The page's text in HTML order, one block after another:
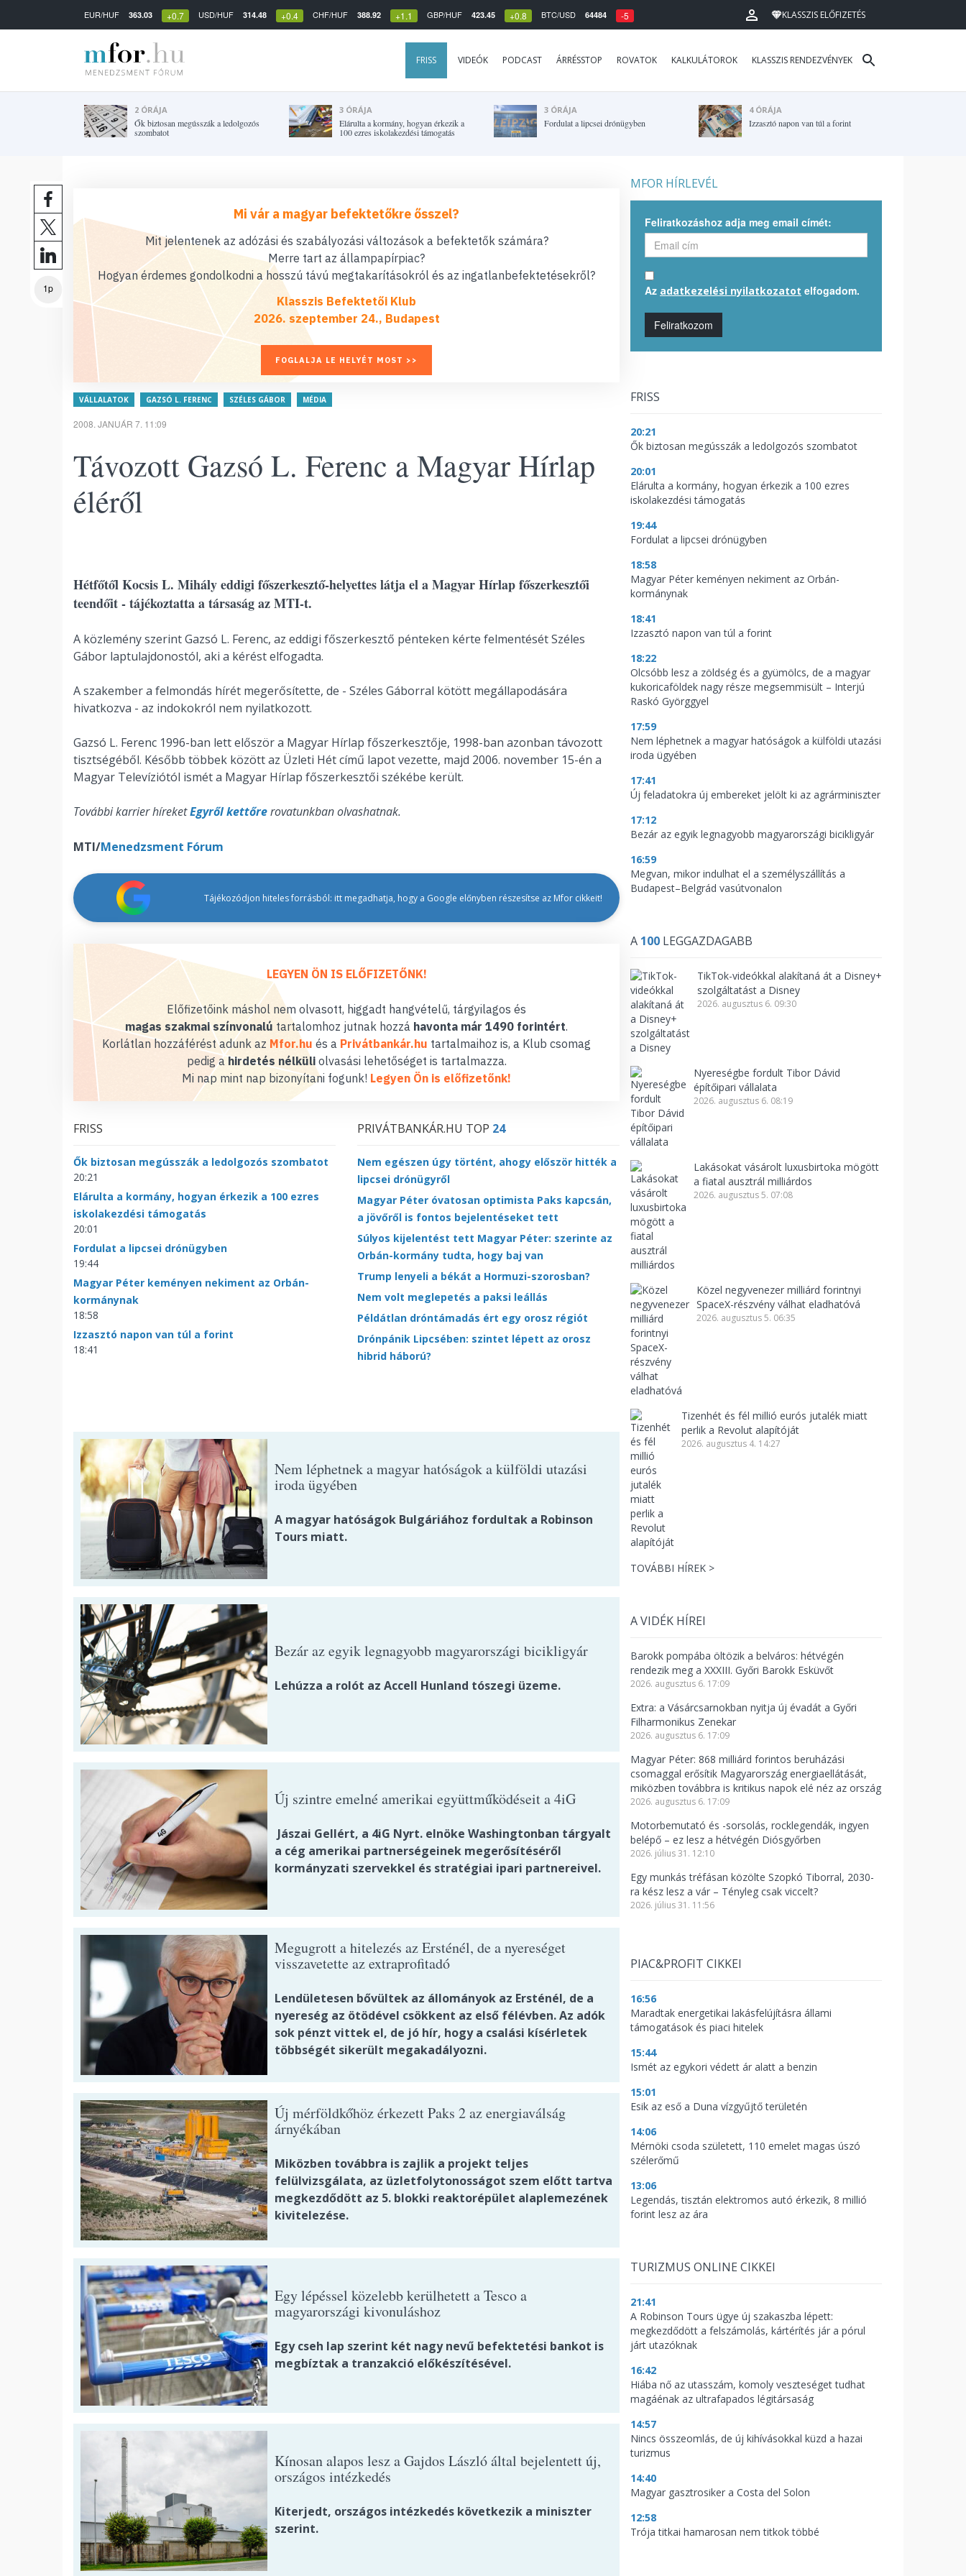
EUR/HUF 363.03 +0.7 USD/HUF 314.48 +0.4 CHF/HUF 388.92 +1.1 GBP/HUF 423.45 +0.8 BTC/USD 64484 -5 KLASSZIS ELŐFIZETÉS
FRISS VIDEÓK PODCAST ÁRRÉSSTOP ROVATOK KALKULÁTOROK KLASSZIS RENDEZVÉNYEK
2 ÓRÁJA
Ők biztosan megússzák a ledolgozós
szombatot
3 ÓRÁJA
Elárulta a kormány, hogyan érkezik a
100 ezres iskolakezdési támogatás
3 ÓRÁJA
Fordulat a lipcsei drónügyben
4 ÓRÁJA
Izzasztó napon van túl a forint
1p
Mi vár a magyar befektetőkre ősszel?
Mit jelentenek az adózási és szabályozási változások a befektetők számára?
Merre tart az állampapírpiac?
Hogyan érdemes gondolkodni a hosszú távú megtakarításokról és az ingatlanbefektetésekről?
Klasszis Befektetői Klub
2026. szeptember 24., Budapest
FOGLALJA LE HELYÉT MOST >>
VÁLLALATOK GAZSÓ L. FERENC SZÉLES GÁBOR MÉDIA
2008. JANUÁR 7. 11:09
Távozott Gazsó L. Ferenc a Magyar Hírlap
éléről
Hétfőtől Kocsis L. Mihály eddigi főszerkesztő-helyettes látja el a Magyar Hírlap főszerkesztői
teendőit - tájékoztatta a társaság az MTI-t.
A közlemény szerint Gazsó L. Ferenc, az eddigi főszerkesztő pénteken kérte felmentését Széles
Gábor laptulajdonostól, aki a kérést elfogadta.
A szakember a felmondás hírét megerősítette, de - Széles Gáborral kötött megállapodására
hivatkozva - az indokokról nem nyilatkozott.
Gazsó L. Ferenc 1996-ban lett először a Magyar Hírlap főszerkesztője, 1998-ban azonban távozott
tisztségéből. Később többek között az Üzleti Hét című lapot vezette, majd 2006. november 15-én a
Magyar Televíziótól ismét a Magyar Hírlap főszerkesztői székébe került.
További karrier híreketEgyről kettőrerovatunkban olvashatnak.
MTI/Menedzsment Fórum
Tájékozódjon hiteles forrásból: itt megadhatja, hogy a Google előnyben részesítse az Mfor cikkeit!
LEGYEN ÖN IS ELŐFIZETŐNK!
Előfizetőink máshol nem olvasott, higgadt hangvételű, tárgyilagos és
magas szakmai színvonalú tartalomhoz jutnak hozzá havonta már 1490 forintért.
Korlátlan hozzáférést adunk az Mfor.hu és a Privátbankár.hu tartalmaihoz is, a Klub csomag
pedig ahirdetés nélküliolvasási lehetőséget is tartalmazza.
Mi nap mint nap bizonyítani fogunk! Legyen Ön is előfizetőnk!
FRISS
Ők biztosan megússzák a ledolgozós szombatot
20:21
Elárulta a kormány, hogyan érkezik a 100 ezres
iskolakezdési támogatás
20:01
Fordulat a lipcsei drónügyben
19:44
Magyar Péter keményen nekiment az Orbán-
kormánynak
18:58
Izzasztó napon van túl a forint
18:41
PRIVÁTBANKÁR.HU TOP 24
Nem egészen úgy történt, ahogy először hitték a
lipcsei drónügyről
Magyar Péter óvatosan optimista Paks kapcsán,
a jövőről is fontos bejelentéseket tett
Súlyos kijelentést tett Magyar Péter: szerinte az
Orbán-kormány tudta, hogy baj van
Trump lenyeli a békát a Hormuzi-szorosban?
Nem volt meglepetés a paksi leállás
Példátlan dróntámadás ért egy orosz régiót
Drónpánik Lipcsében: szintet lépett az orosz
hibrid háború?
Nem léphetnek a magyar hatóságok a külföldi utazási
iroda ügyében
A magyar hatóságok Bulgáriához fordultak a Robinson
Tours miatt.
Bezár az egyik legnagyobb magyarországi bicikligyár
Lehúzza a rolót az Accell Hunland tószegi üzeme.
Új szintre emelné amerikai együttműködéseit a 4iG
Jászai Gellért, a 4iG Nyrt. elnöke Washingtonban tárgyalt
a cég amerikai partnerségeinek megerősítéséről
kormányzati szervekkel és stratégiai ipari partnereivel.
Megugrott a hitelezés az Ersténél, de a nyereséget
visszavetette az extraprofitadó
Lendületesen bővültek az állományok az Ersténél, de a
nyereség az ötödével csökkent az első félévben. Az adók
sok pénzt vittek el, de jó hír, hogy a csalási kísérletek
többségét sikerült megakadályozni.
Új mérföldkőhöz érkezett Paks 2 az energiaválság
árnyékában
Miközben továbbra is zajlik a projekt teljes
felülvizsgálata, az üzletfolytonosságot szem előtt tartva
megkezdődött az 5. blokki reaktorépület alaplemezének
kivitelezése.
Egy lépéssel közelebb kerülhetett a Tesco a
magyarországi kivonuláshoz
Egy cseh lap szerint két nagy nevű befektetési bankot is
megbíztak a tranzakció előkészítésével.
Kínosan alapos lesz a Gajdos László által bejelentett új,
országos intézkedés
Kiterjedt, országos intézkedés következik a miniszter
szerint.
MFOR HÍRLEVÉL
Feliratkozáshoz adja meg email címét:
Az adatkezelési nyilatkozatot elfogadom.
Feliratkozom
FRISS
20:21
Ők biztosan megússzák a ledolgozós szombatot
20:01
Elárulta a kormány, hogyan érkezik a 100 ezres
iskolakezdési támogatás
19:44
Fordulat a lipcsei drónügyben
18:58
Magyar Péter keményen nekiment az Orbán-
kormánynak
18:41
Izzasztó napon van túl a forint
18:22
Olcsóbb lesz a zöldség és a gyümölcs, de a magyar
kukoricaföldek nagy része megsemmisült – Interjú
Raskó Györggyel
17:59
Nem léphetnek a magyar hatóságok a külföldi utazási
iroda ügyében
17:41
Új feladatokra új embereket jelölt ki az agrárminiszter
17:12
Bezár az egyik legnagyobb magyarországi bicikligyár
16:59
Megvan, mikor indulhat el a személyszállítás a
Budapest–Belgrád vasútvonalon
A 100 LEGGAZDAGABB
TikTok-videókkal alakítaná át a Disney+
szolgáltatást a Disney
2026. augusztus 6. 09:30
Nyereségbe fordult Tibor Dávid
építőipari vállalata
2026. augusztus 6. 08:19
Lakásokat vásárolt luxusbirtoka mögött
a fiatal ausztrál milliárdos
2026. augusztus 5. 07:08
Közel negyvenezer milliárd forintnyi
SpaceX-részvény válhat eladhatóvá
2026. augusztus 5. 06:35
Tizenhét és fél millió eurós jutalék miatt
perlik a Revolut alapítóját
2026. augusztus 4. 14:27
TOVÁBBI HÍREK >
A VIDÉK HÍREI
Barokk pompába öltözik a belváros: hétvégén
rendezik meg a XXXIII. Győri Barokk Esküvőt
2026. augusztus 6. 17:09
Extra: a Vásárcsarnokban nyitja új évadát a Győri
Filharmonikus Zenekar
2026. augusztus 6. 17:09
Magyar Péter: 868 milliárd forintos beruházási
csomaggal erősítik Magyarország energiaellátását,
miközben továbbra is kritikus napok elé néz az ország
2026. augusztus 6. 17:09
Motorbemutató és -sorsolás, rocklegendák, ingyen
belépő – ez lesz a hétvégén Diósgyőrben
2026. július 31. 12:10
Egy munkás tréfásan közölte Szopkó Tiborral, 2030-
ra kész lesz a vár – Tényleg csak viccelt?
2026. július 31. 11:56
PIAC&PROFIT CIKKEI
16:56
Maradtak energetikai lakásfelújításra állami
támogatások és piaci hitelek
15:44
Ismét az egykori védett ár alatt a benzin
15:01
Esik az eső a Duna vízgyűjtő területén
14:06
Mérnöki csoda született, 110 emelet magas úszó
szélerőmű
13:06
Legendás, tisztán elektromos autó érkezik, 8 millió
forint lesz az ára
TURIZMUS ONLINE CIKKEI
21:41
A Robinson Tours ügye új szakaszba lépett:
megkezdődött a felszámolás, kártérítés jár a pórul
járt utazóknak
16:42
Hiába nő az utasszám, komoly veszteséget tudhat
magáénak az ultrafapados légitársaság
14:57
Nincs összeomlás, de új kihívásokkal küzd a hazai
turizmus
14:40
Magyar gasztrosiker a Costa del Solon
12:58
Trója titkai hamarosan nem titkok többé